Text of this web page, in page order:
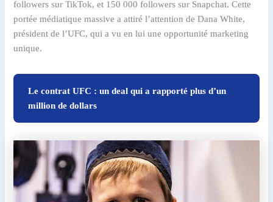
followers sur TikTok, et 150 000 followers sur Snapchat. Cette
portée médiatique massive a attiré l’attention de Dana White,
président de l’UFC, qui a vu en lui une opportunité marketing
unique.
Le contrat UFC : un deal qui a rapporté plus d’un
million de dollars